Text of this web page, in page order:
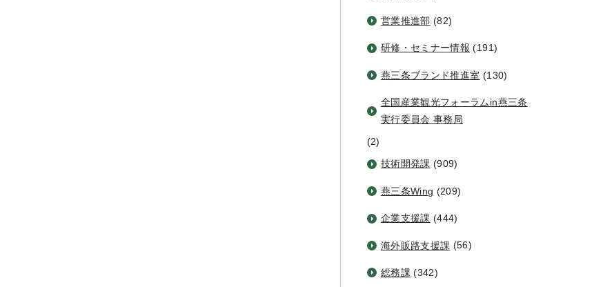
営業推進部 (82)
研修・セミナー情報 (191)
燕三条ブランド推進室 (130)
全国産業観光フォーラムin燕三条
実行委員会 事務局
(2)
技術開発課 (909)
燕三条Wing (209)
企業支援課 (444)
海外販路支援課 (56)
総務課 (342)